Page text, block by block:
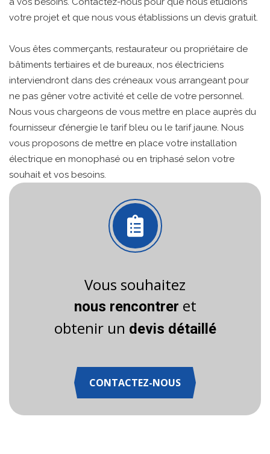
votre projet et que nous vous établissions un devis gratuit.
Vous êtes commerçants, restaurateur ou propriétaire de
bâtiments tertiaires et de bureaux, nos électriciens
interviendront dans des créneaux vous arrangeant pour
ne pas gêner votre activité et celle de votre personnel.
Nous vous chargeons de vous mettre en place auprès du
fournisseur d’énergie le tarif bleu ou le tarif jaune. Nous
vous proposons de mettre en place votre installation
électrique en monophasé ou en triphasé selon votre
souhait et vos besoins.
Vous souhaitez
nous rencontrer et
obtenir un devis détaillé
CONTACTEZ-NOUS